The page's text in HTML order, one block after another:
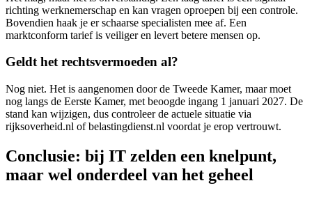
richting werknemerschap en kan vragen oproepen bij een controle.
Bovendien haak je er schaarse specialisten mee af. Een
marktconform tarief is veiliger en levert betere mensen op.
Geldt het rechtsvermoeden al?
Nog niet. Het is aangenomen door de Tweede Kamer, maar moet
nog langs de Eerste Kamer, met beoogde ingang 1 januari 2027. De
stand kan wijzigen, dus controleer de actuele situatie via
rijksoverheid.nl of belastingdienst.nl voordat je erop vertrouwt.
Conclusie: bij IT zelden een knelpunt,
maar wel onderdeel van het geheel